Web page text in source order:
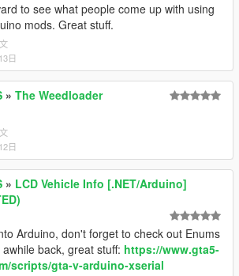
to see what people come up with using
mods. Great stuff.
日
» The Weedloader
日
» LCD Vehicle Info [.NET/Arduino]
Arduino, don't forget to check out Enums
back, great stuff: https://www.gta5-
scripts/gta-v-arduino-xserial